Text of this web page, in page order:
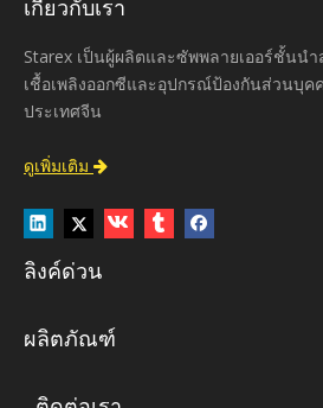
Starex เป็นผู้ผลิตและซัพพลายเออร์ชั้นน
เชื้อเพลิงออกซีและอุปกรณ์ป้องกันส่วนบุค
ประเทศจีน
ดูเพิ่มเติม 
ลิงค์ด่วน
ผลิตภัณฑ์